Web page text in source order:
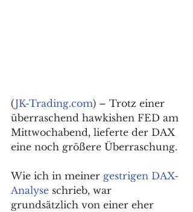
(JK-Trading.com) – Trotz einer
überraschend hawkishen FED am
Mittwochabend, lieferte der DAX
eine noch größere Überraschung.
Wie ich in meiner gestrigen DAX-
Analyse schrieb, war
grundsätzlich von einer eher